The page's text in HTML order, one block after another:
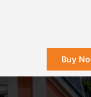
Buy